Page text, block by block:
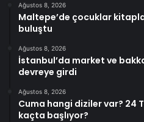
Ağustos 8, 2026
Maltepe’de çocuklar
buluştu
Ağustos 8, 2026
İstanbul’da market ve
devreye girdi
Ağustos 8, 2026
Cuma hangi diziler var? 24
kaçta başlıyor?